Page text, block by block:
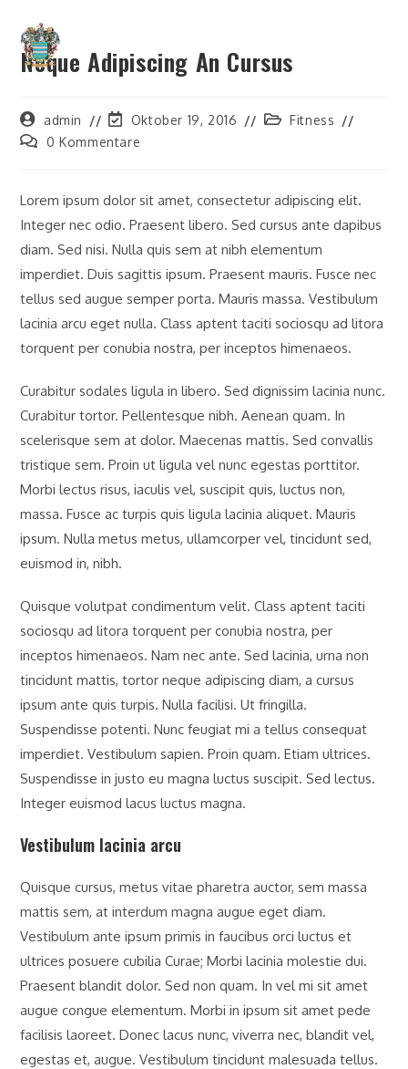
Inhalt
springen
Neque Adipiscing An Cursus
Beitrags-
Autor:
admin
Beitrag
zuletzt
Oktober 19, 2016
Beitrags-
Fitness
Beitrags-
0 Kommentare
Lorem ipsum dolor sit amet, consectetur adipiscing elit.
Integer nec odio. Praesent libero. Sed cursus ante dapibus
diam. Sed nisi. Nulla quis sem at nibh elementum
imperdiet. Duis sagittis ipsum. Praesent mauris. Fusce nec
tellus sed augue semper porta. Mauris massa. Vestibulum
lacinia arcu eget nulla. Class aptent taciti sociosqu ad litora
torquent per conubia nostra, per inceptos himenaeos.
Curabitur sodales ligula in libero. Sed dignissim lacinia nunc.
Curabitur tortor. Pellentesque nibh. Aenean quam. In
scelerisque sem at dolor. Maecenas mattis. Sed convallis
tristique sem. Proin ut ligula vel nunc egestas porttitor.
Morbi lectus risus, iaculis vel, suscipit quis, luctus non,
massa. Fusce ac turpis quis ligula lacinia aliquet. Mauris
ipsum. Nulla metus metus, ullamcorper vel, tincidunt sed,
euismod in, nibh.
Quisque volutpat condimentum velit. Class aptent taciti
sociosqu ad litora torquent per conubia nostra, per
inceptos himenaeos. Nam nec ante. Sed lacinia, urna non
tincidunt mattis, tortor neque adipiscing diam, a cursus
ipsum ante quis turpis. Nulla facilisi. Ut fringilla.
Suspendisse potenti. Nunc feugiat mi a tellus consequat
imperdiet. Vestibulum sapien. Proin quam. Etiam ultrices.
Suspendisse in justo eu magna luctus suscipit. Sed lectus.
Integer euismod lacus luctus magna.
Vestibulum lacinia arcu
Quisque cursus, metus vitae pharetra auctor, sem massa
mattis sem, at interdum magna augue eget diam.
Vestibulum ante ipsum primis in faucibus orci luctus et
ultrices posuere cubilia Curae; Morbi lacinia molestie dui.
Praesent blandit dolor. Sed non quam. In vel mi sit amet
augue congue elementum. Morbi in ipsum sit amet pede
facilisis laoreet. Donec lacus nunc, viverra nec, blandit vel,
egestas et, augue. Vestibulum tincidunt malesuada tellus.